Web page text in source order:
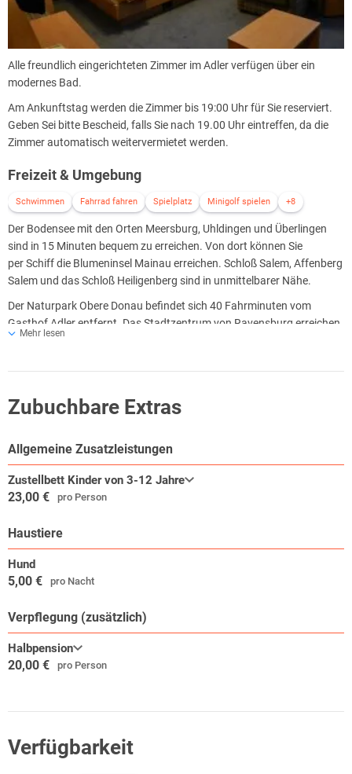
Alle freundlich eingerichteten Zimmer im Adler verfügen über ein
modernes Bad.
Am Ankunftstag werden die Zimmer bis 19:00 Uhr für Sie reserviert.
Geben Sei bitte Bescheid, falls Sie nach 19.00 Uhr eintreffen, da die
Zimmer automatisch weitervermietet werden.
Freizeit & Umgebung
Schwimmen Fahrrad fahren Spielplatz Minigolf spielen +8
Der Bodensee mit den Orten Meersburg, Uhldingen und Überlingen
sind in 15 Minuten bequem zu erreichen. Von dort können Sie
per Schiff die Blumeninsel Mainau erreichen. Schloß Salem, Affenberg
Salem und das Schloß Heiligenberg sind in unmittelbarer Nähe.
Der Naturpark Obere Donau befindet sich 40 Fahrminuten vom
Gasthof Adler entfernt. Das Stadtzentrum von Ravensburg erreichen
Sie nach ca. 30 Minuten
Mehr lesen
Zubuchbare Extras
Allgemeine Zusatzleistungen
Zustellbett Kinder von 3-12 Jahre
23,00 € pro Person
Haustiere
Hund
5,00 € pro Nacht
Verpflegung (zusätzlich)
Halbpension
20,00 € pro Person
Verfügbarkeit